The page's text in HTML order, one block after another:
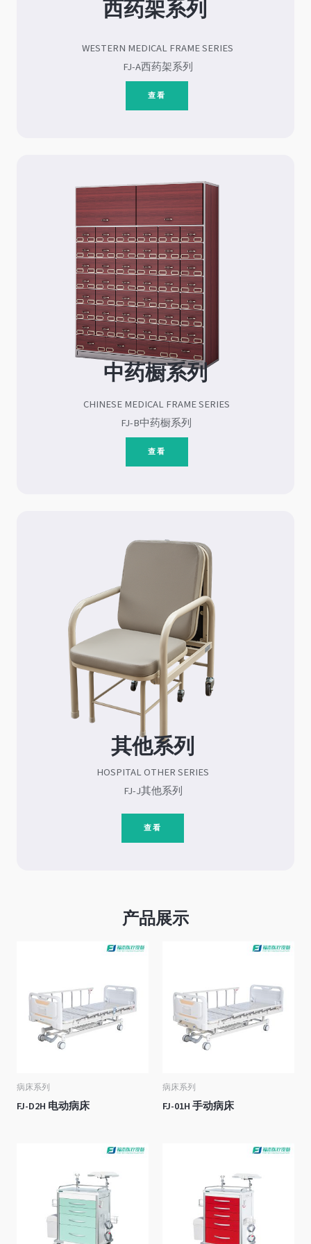
西药架系列
WESTERN MEDICAL FRAME SERIES
FJ-A西药架系列
查看
中药橱系列
CHINESE MEDICAL FRAME SERIES
FJ-B中药橱系列
查看
其他系列
HOSPITAL OTHER SERIES
FJ-J其他系列
查看
产品展示
病床系列
FJ-D2H 电动病床
病床系列
FJ-01H 手动病床